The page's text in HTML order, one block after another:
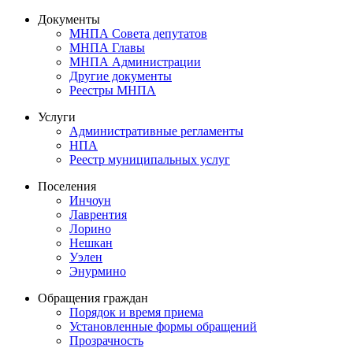
Документы
МНПА Совета депутатов
МНПА Главы
МНПА Администрации
Другие документы
Реестры МНПА
Услуги
Административные регламенты
НПА
Реестр муниципальных услуг
Поселения
Инчоун
Лаврентия
Лорино
Нешкан
Уэлен
Энурмино
Обращения граждан
Порядок и время приема
Установленные формы обращений
Прозрачность